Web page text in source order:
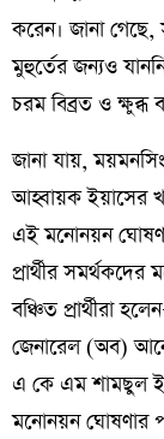
করেন। জানা
মুহুর্তের জন্যও
চরম বিব্রত ও ক্ষুব্ধ
জানা যায়,
আহ্বায়ক ইয়াসের
এই মনোনয়ন
প্রার্থীর
বঞ্চিত প্রার্থীরা
জেনারেল (অব)
এ কে এম শামছুল
মনোনয়ন ঘোষণার